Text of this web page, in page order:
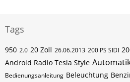
Tags
950 2.0 20 Zoll 26.06.2013 200 PS SIDI
Android Radio Tesla Style
Bedienungsanleitung Beleuchtung